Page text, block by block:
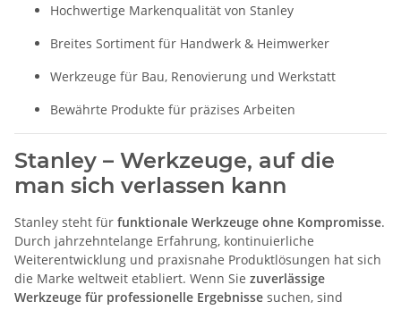
Hochwertige Markenqualität von Stanley
Breites Sortiment für Handwerk & Heimwerker
Werkzeuge für Bau, Renovierung und Werkstatt
Bewährte Produkte für präzises Arbeiten
Stanley – Werkzeuge, auf die
man sich verlassen kann
Stanley steht für funktionale Werkzeuge ohne Kompromisse.
Durch jahrzehntelange Erfahrung, kontinuierliche
Weiterentwicklung und praxisnahe Produktlösungen hat sich
die Marke weltweit etabliert. Wenn Sie zuverlässige
Werkzeuge für professionelle Ergebnisse suchen, sind